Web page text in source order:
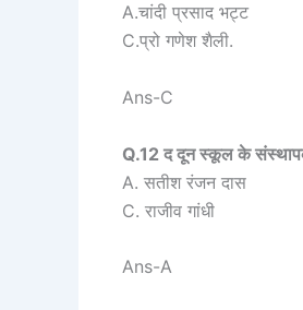
A.चांदी प्रसाद भट्ट
C.प्रो गणेश शैली. D.
Ans-C
Q.12 द दून स्कूल के
A. सतीश रंजन दास
C. राजीव गांधी D
Ans-A